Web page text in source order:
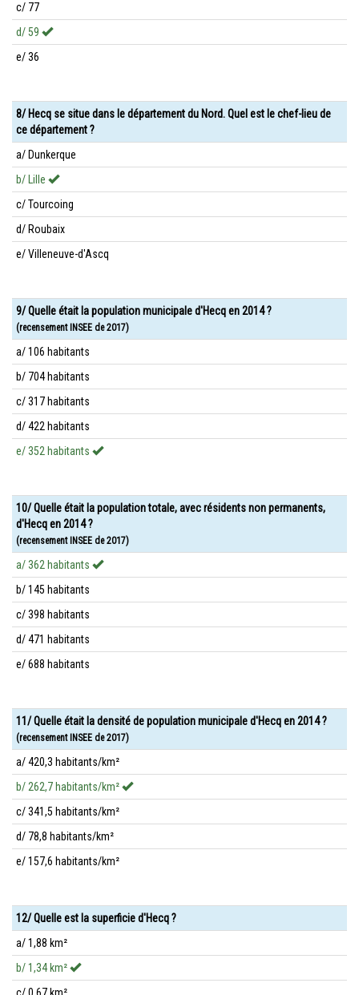
c/ 77
d/ 59
e/ 36
8/ Hecq se situe dans le département du Nord. Quel est le chef-lieu de
ce département ?
a/ Dunkerque
b/ Lille
c/ Tourcoing
d/ Roubaix
e/ Villeneuve-d'Ascq
9/ Quelle était la population municipale d'Hecq en 2014 ?
(recensement INSEE de 2017)
a/ 106 habitants
b/ 704 habitants
c/ 317 habitants
d/ 422 habitants
e/ 352 habitants
10/ Quelle était la population totale, avec résidents non permanents,
d'Hecq en 2014 ?
(recensement INSEE de 2017)
a/ 362 habitants
b/ 145 habitants
c/ 398 habitants
d/ 471 habitants
e/ 688 habitants
11/ Quelle était la densité de population municipale d'Hecq en 2014 ?
(recensement INSEE de 2017)
a/ 420,3 habitants/km²
b/ 262,7 habitants/km²
c/ 341,5 habitants/km²
d/ 78,8 habitants/km²
e/ 157,6 habitants/km²
12/ Quelle est la superficie d'Hecq ?
a/ 1,88 km²
b/ 1,34 km²